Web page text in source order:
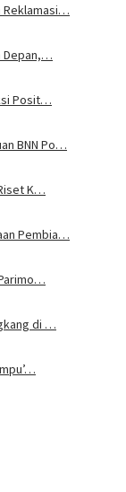
Reklamasi…
Depan,…
Posit…
BNN Po…
K…
Pembia…
di …